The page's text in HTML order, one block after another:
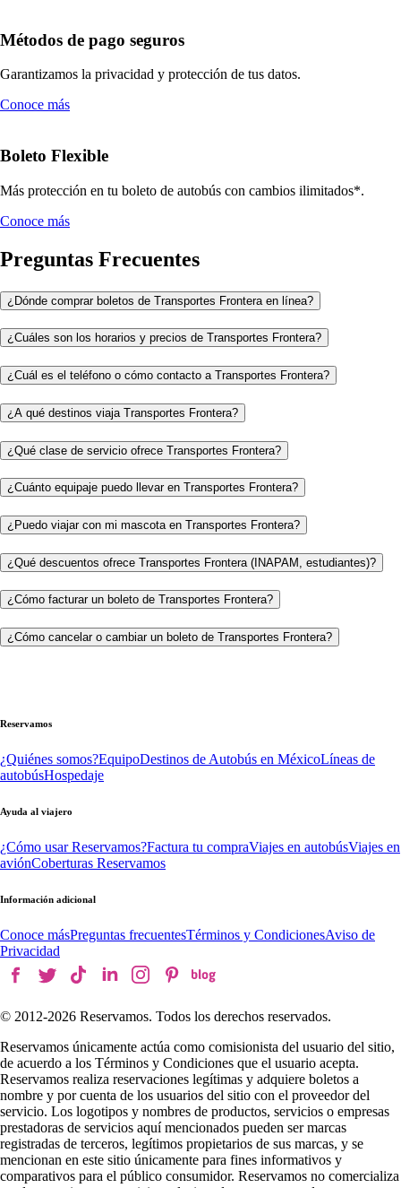
Métodos de pago seguros
Garantizamos la privacidad y protección de tus datos.
Conoce más
Boleto Flexible
Más protección en tu boleto de autobús con cambios ilimitados*.
Conoce más
Preguntas Frecuentes
¿Dónde comprar boletos de Transportes Frontera en línea?
¿Cuáles son los horarios y precios de Transportes Frontera?
¿Cuál es el teléfono o cómo contacto a Transportes Frontera?
¿A qué destinos viaja Transportes Frontera?
¿Qué clase de servicio ofrece Transportes Frontera?
¿Cuánto equipaje puedo llevar en Transportes Frontera?
¿Puedo viajar con mi mascota en Transportes Frontera?
¿Qué descuentos ofrece Transportes Frontera (INAPAM, estudiantes)?
¿Cómo facturar un boleto de Transportes Frontera?
¿Cómo cancelar o cambiar un boleto de Transportes Frontera?
Reservamos
¿Quiénes somos?EquipoDestinos de Autobús en MéxicoLíneas de
autobúsHospedaje
Ayuda al viajero
¿Cómo usar Reservamos?Factura tu compraViajes en autobúsViajes en
aviónCoberturas Reservamos
Información adicional
Conoce másPreguntas frecuentesTérminos y CondicionesAviso de
Privacidad
© 2012-2026 Reservamos. Todos los derechos reservados.
Reservamos únicamente actúa como comisionista del usuario del sitio,
de acuerdo a los Términos y Condiciones que el usuario acepta.
Reservamos realiza reservaciones legítimas y adquiere boletos a
nombre y por cuenta de los usuarios del sitio con el proveedor del
servicio. Los logotipos y nombres de productos, servicios o empresas
prestadoras de servicios aquí mencionados pueden ser marcas
registradas de terceros, legítimos propietarios de sus marcas, y se
mencionan en este sitio únicamente para fines informativos y
comparativos para el público consumidor. Reservamos no comercializa